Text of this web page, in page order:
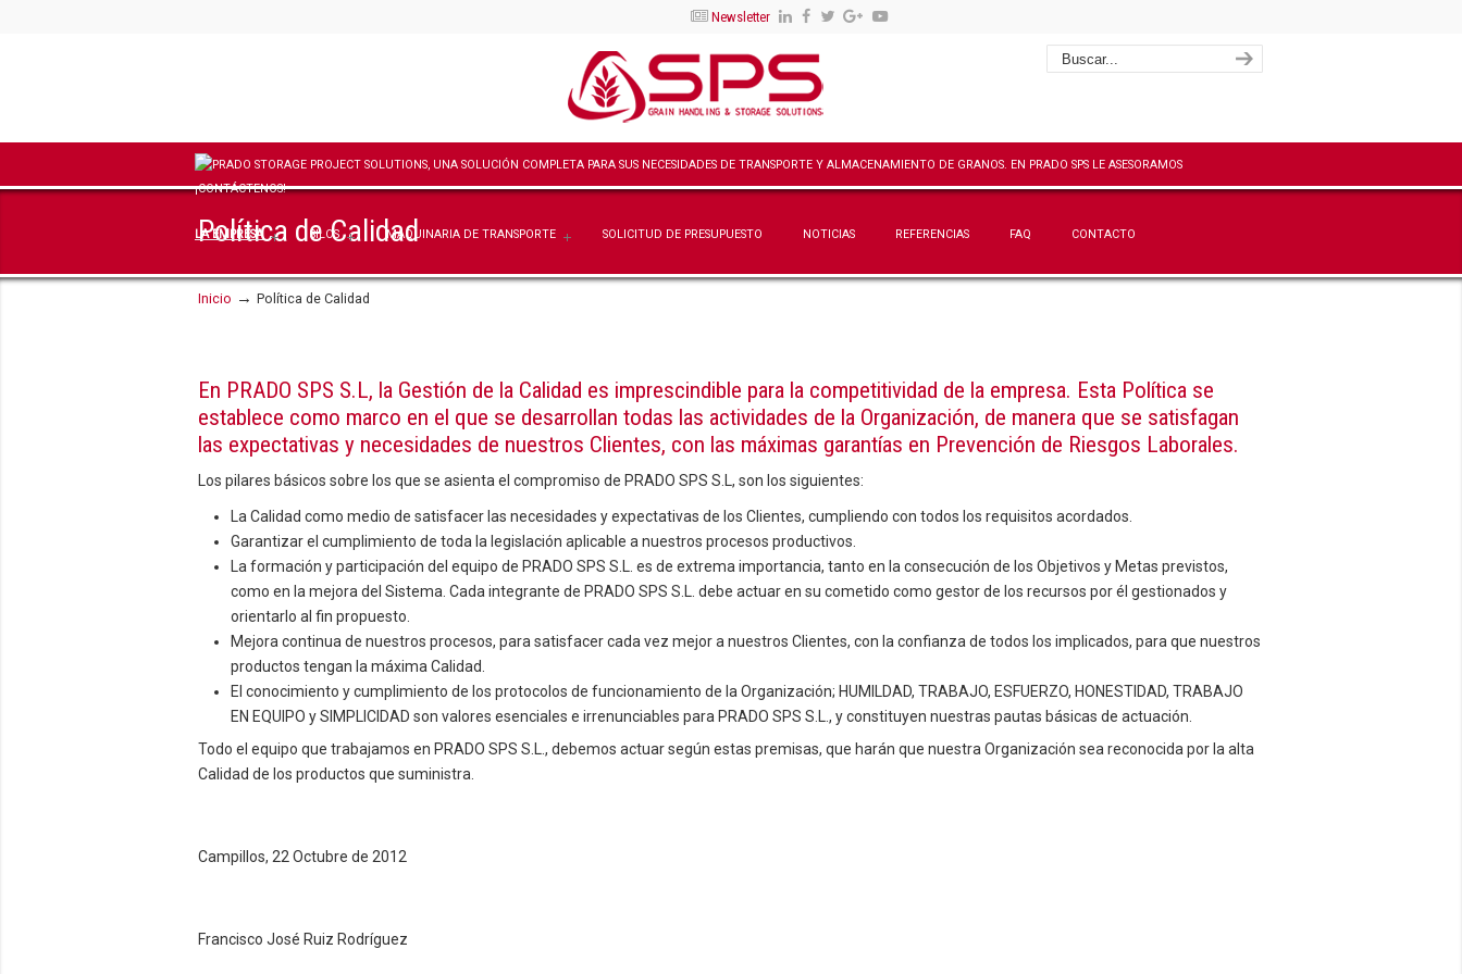
Newsletter
LA EMPRESA SILOS MAQUINARIA DE TRANSPORTE SOLICITUD DE PRESUPUESTO NOTICIAS REFERENCIAS FAQ CONTACTO
Política de Calidad
Inicio → Política de Calidad
En PRADO SPS S.L, la Gestión de la Calidad es imprescindible para la competitividad de la empresa. Esta Política se
establece como marco en el que se desarrollan todas las actividades de la Organización, de manera que se satisfagan
las expectativas y necesidades de nuestros Clientes, con las máximas garantías en Prevención de Riesgos Laborales.
Los pilares básicos sobre los que se asienta el compromiso de PRADO SPS S.L, son los siguientes:
La Calidad como medio de satisfacer las necesidades y expectativas de los Clientes, cumpliendo con todos los requisitos acordados.
Garantizar el cumplimiento de toda la legislación aplicable a nuestros procesos productivos.
La formación y participación del equipo de PRADO SPS S.L. es de extrema importancia, tanto en la consecución de los Objetivos y Metas previstos,
como en la mejora del Sistema. Cada integrante de PRADO SPS S.L. debe actuar en su cometido como gestor de los recursos por él gestionados y
orientarlo al fin propuesto.
Mejora continua de nuestros procesos, para satisfacer cada vez mejor a nuestros Clientes, con la confianza de todos los implicados, para que nuestros
productos tengan la máxima Calidad.
El conocimiento y cumplimiento de los protocolos de funcionamiento de la Organización; HUMILDAD, TRABAJO, ESFUERZO, HONESTIDAD, TRABAJO
EN EQUIPO y SIMPLICIDAD son valores esenciales e irrenunciables para PRADO SPS S.L., y constituyen nuestras pautas básicas de actuación.
Todo el equipo que trabajamos en PRADO SPS S.L., debemos actuar según estas premisas, que harán que nuestra Organización sea reconocida por la alta
Calidad de los productos que suministra.
Campillos, 22 Octubre de 2012
Francisco José Ruiz Rodríguez